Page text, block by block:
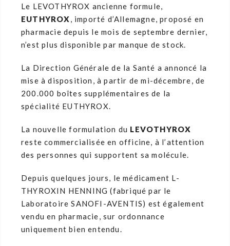
Le LEVOTHYROX ancienne formule,
EUTHYROX, importé d’Allemagne, proposé en
pharmacie depuis le mois de septembre dernier,
n’est plus disponible par manque de stock.
La Direction Générale de la Santé a annoncé la
mise à disposition, à partir de mi-décembre, de
200.000 boîtes supplémentaires de la
spécialité EUTHYROX.
La nouvelle formulation du LEVOTHYROX
reste commercialisée en officine, à l’attention
des personnes qui supportent sa molécule.
Depuis quelques jours, le médicament L-
THYROXIN HENNING (fabriqué par le
Laboratoire SANOFI-AVENTIS) est également
vendu en pharmacie, sur ordonnance
uniquement bien entendu.